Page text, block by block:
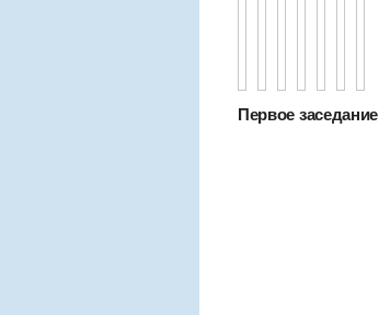
Первое